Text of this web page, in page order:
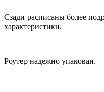
Сзади расписаны более
характеристики.
Роутер надежно упакован.